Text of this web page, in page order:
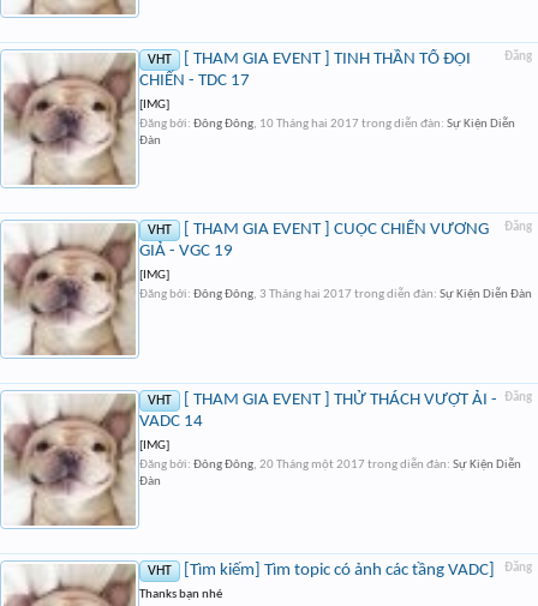
Đăng
VHT
[ THAM GIA EVENT ] TINH THẦN TỔ ĐỘI
CHIẾN - TDC 17
[IMG]
Đăng bởi: Đông Đông, 10 Tháng hai 2017 trong diễn đàn: Sự Kiện Diễn
Đàn
Đăng
VHT
[ THAM GIA EVENT ] CUỘC CHIẾN VƯƠNG
GIẢ - VGC 19
[IMG]
Đăng bởi: Đông Đông, 3 Tháng hai 2017 trong diễn đàn: Sự Kiện Diễn Đàn
Đăng
VHT
[ THAM GIA EVENT ] THỬ THÁCH VƯỢT ẢI -
VADC 14
[IMG]
Đăng bởi: Đông Đông, 20 Tháng một 2017 trong diễn đàn: Sự Kiện Diễn
Đàn
Đăng
VHT [Tìm kiếm] Tìm topic có ảnh các tầng VADC]
Thanks bạn nhé